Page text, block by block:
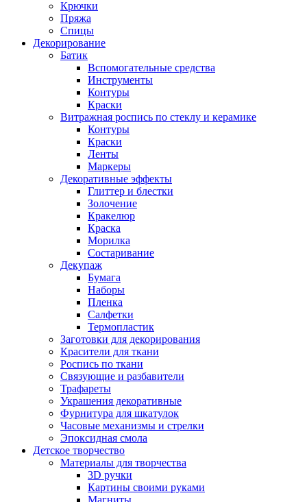
Крючки
Пряжа
Спицы
Декорирование
Батик
Вспомогательные средства
Инструменты
Контуры
Краски
Витражная роспись по стеклу и керамике
Контуры
Краски
Ленты
Маркеры
Декоративные эффекты
Глиттер и блестки
Золочение
Кракелюр
Краска
Морилка
Состаривание
Декупаж
Бумага
Наборы
Пленка
Салфетки
Термопластик
Заготовки для декорирования
Красители для ткани
Роспись по ткани
Связующие и разбавители
Трафареты
Украшения декоративные
Фурнитура для шкатулок
Часовые механизмы и стрелки
Эпоксидная смола
Детское творчество
Материалы для творчества
3D ручки
Картины своими руками
Магниты